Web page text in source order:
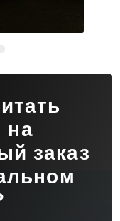
на
заказ